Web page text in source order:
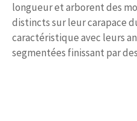
longueur et arborent des
distincts sur leur carapace
caractéristique avec leurs
segmentées finissant par